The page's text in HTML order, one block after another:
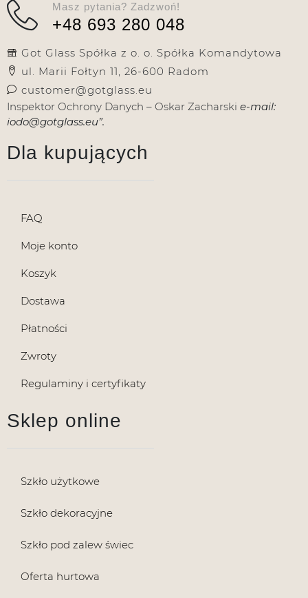
Masz pytania? Zadzwoń!
+48 693 280 048
Got Glass Spółka z o. o. Spółka Komandytowa
ul. Marii Fołtyn 11, 26-600 Radom
customer@gotglass.eu
Inspektor Ochrony Danych – Oskar Zacharski e-mail:
iodo@gotglass.eu”.
Dla kupujących
FAQ
Moje konto
Koszyk
Dostawa
Płatności
Zwroty
Regulaminy i certyfikaty
Sklep online
Szkło użytkowe
Szkło dekoracyjne
Szkło pod zalew świec
Oferta hurtowa